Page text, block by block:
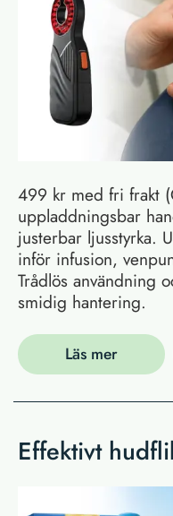
499 kr med fri frakt
uppladdningsbar
justerbar ljusstyrka.
inför infusion,
Trådlös användning
smidig hantering.
Läs mer
Effektivt